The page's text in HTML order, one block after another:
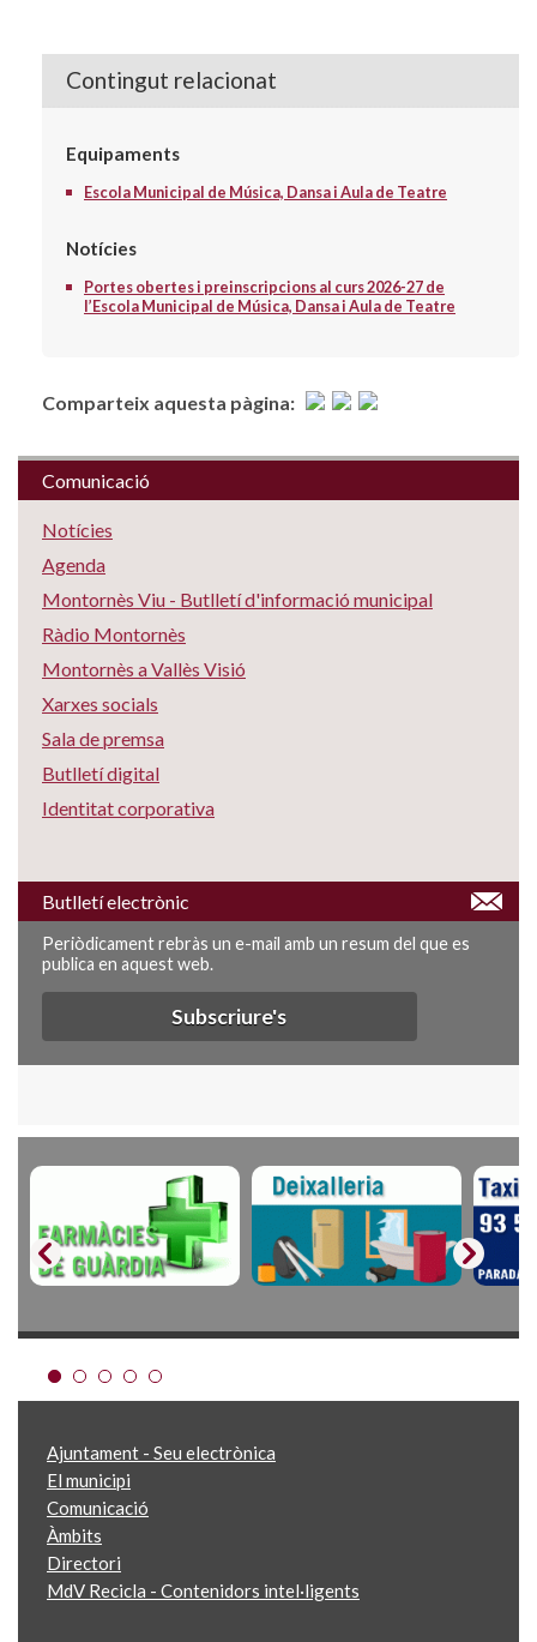
Contingut relacionat
Equipaments
Escola Municipal de Música, Dansa i Aula de Teatre
Notícies
Portes obertes i preinscripcions al curs 2026-27 de
l’Escola Municipal de Música, Dansa i Aula de Teatre
Comparteix aquesta pàgina:
Comunicació
Notícies
Agenda
Montornès Viu - Butlletí d'informació municipal
Ràdio Montornès
Montornès a Vallès Visió
Xarxes socials
Sala de premsa
Butlletí digital
Identitat corporativa
Butlletí electrònic
Periòdicament rebràs un e-mail amb un resum del que es
publica en aquest web.
Subscriure's
Ajuntament - Seu electrònica
El municipi
Comunicació
Àmbits
Directori
MdV Recicla - Contenidors intel·ligents